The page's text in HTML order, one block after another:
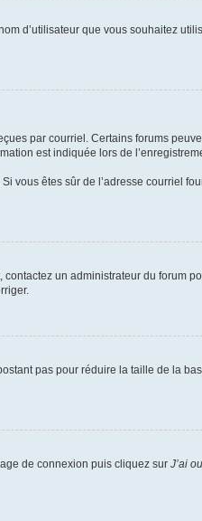
d’utilisateur que vous souhaitez
par courriel. Certains forums
est indiquée lors de
vous êtes sûr de l’adresse courriel
un administrateur du forum
pas pour réduire la taille de la
de connexion puis cliquez sur J’ai